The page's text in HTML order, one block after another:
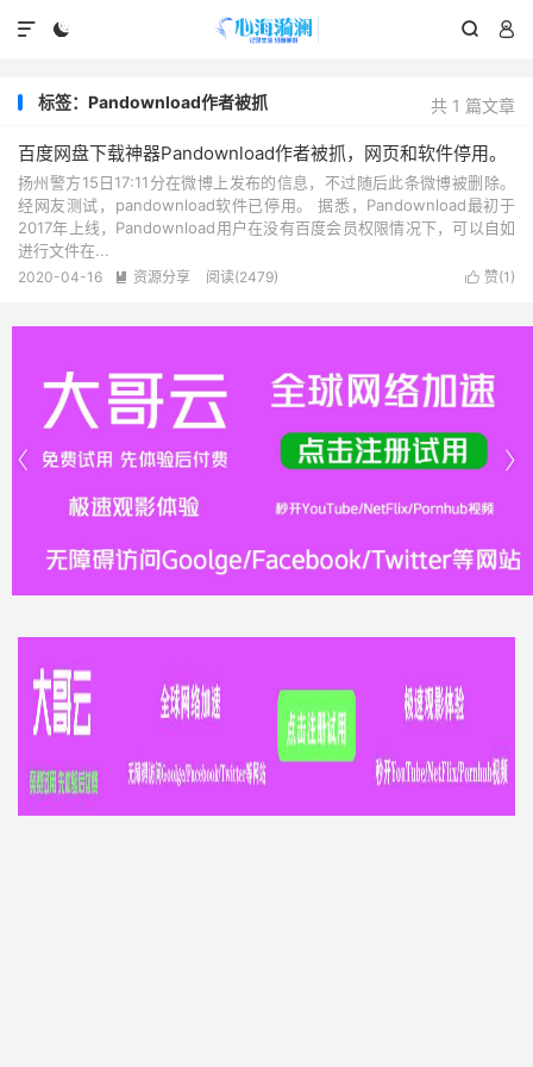
  

共 1 篇文章
标签：Pandownload作者被抓
百度网盘下载神器Pandownload作者被抓，网页和软件停用。
扬州警方15日17:11分在微博上发布的信息，不过随后此条微博被删除。
经网友测试，pandownload软件已停用。 据悉，Pandownload最初于
2017年上线，Pandownload用户在没有百度会员权限情况下，可以自如
进行文件在...
 赞(1 )
2020-04-16  资源分享 阅读(2479)

